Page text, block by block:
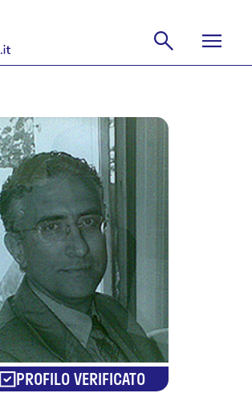
PROFILO VERIFICATO